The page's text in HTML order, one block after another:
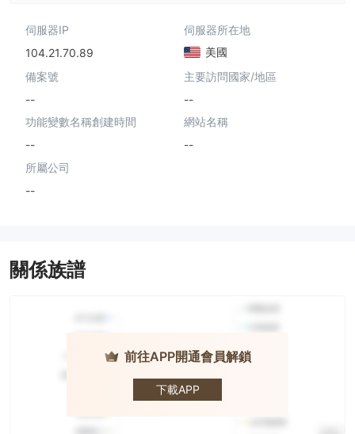
伺服器IP
104.21.70.89
伺服器所在地
美國
備案號
--
主要訪問國家/地區
--
功能變數名稱創建時間
--
網站名稱
--
所屬公司
--
關係族譜
前往APP開通會員解鎖
下載APP
Reynold
Securities
Ltd.